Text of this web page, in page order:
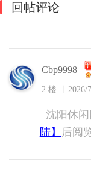
回帖评论
Cbp9998
2 楼 2026/
沈阳休
陆】
后阅